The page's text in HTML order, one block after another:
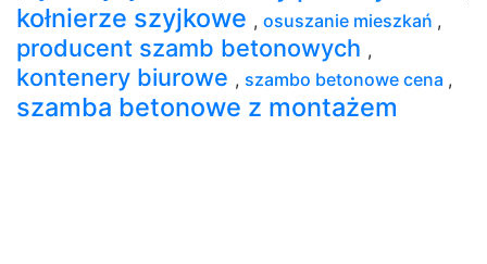
kołnierze szyjkowe , osuszanie mieszkań ,
producent szamb betonowych ,
kontenery biurowe , szambo betonowe cena ,
szamba betonowe z montażem